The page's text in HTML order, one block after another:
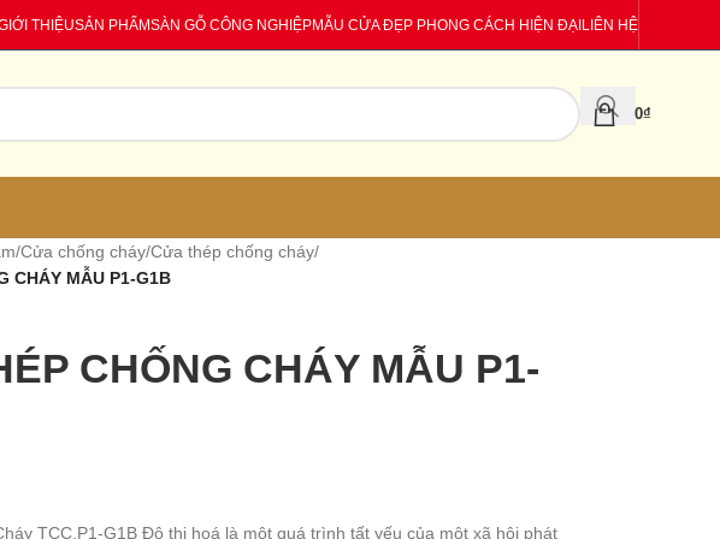
THIỆUSẢN PHẨMSÀN GỖ CÔNG NGHIỆPMẪU CỬA ĐẸP PHONG CÁCH HIỆN ĐẠILIÊN HỆ
0₫
/Cửa chống cháy/Cửa thép chống cháy/
CHÁY MẪU P1-G1B
CHỐNG CHÁY MẪU P1-
TCC.P1-G1B Đô thị hoá là một quá trình tất yếu của một xã hội phát